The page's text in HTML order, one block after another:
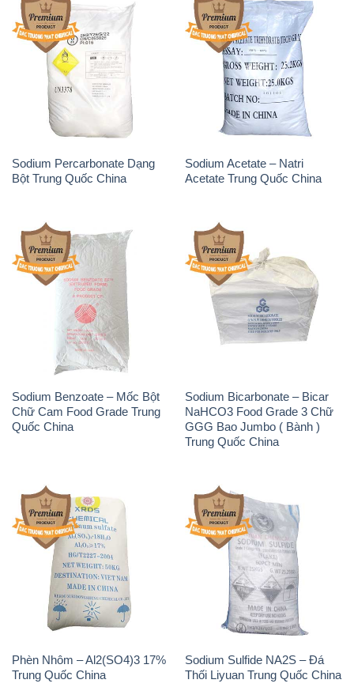
Sodium Percarbonate Dạng
Bột Trung Quốc China
Sodium Acetate – Natri
Acetate Trung Quốc China
Sodium Benzoate – Mốc Bột
Chữ Cam Food Grade Trung
Quốc China
Sodium Bicarbonate – Bicar
NaHCO3 Food Grade 3 Chữ
GGG Bao Jumbo ( Bành )
Trung Quốc China
Phèn Nhôm – Al2(SO4)3 17%
Trung Quốc China
Sodium Sulfide NA2S – Đá
Thối Liyuan Trung Quốc China